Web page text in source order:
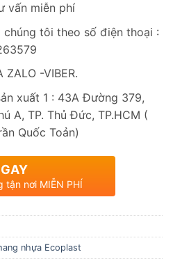
vấn miễn phí
chúng tôi theo số điện thoại :
ZALO -VIBER.
xuất 1 : 43A Đường 379,
A, TP. Thủ Đức, TP.HCM (
Quốc Toản)
tận nơi MIỄN PHÍ
nhựa Ecoplast